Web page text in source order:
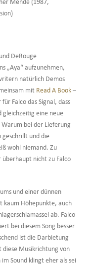
Mende (1987,
DeRouge
„Aya“ aufzunehmen,
natürlich Demos
mit Read A Book–
Falco das Signal, dass
gleichzeitig eine neue
bei der Lieferung
geschrillt und die
wohl niemand. Zu
überhaupt nicht zu Falco
und einer dünnen
kaum Höhepunkte, auch
ab. Falco
bei diesem Song besser
ist die Darbietung
Musikrichtung von
Sound klingt eher als sei